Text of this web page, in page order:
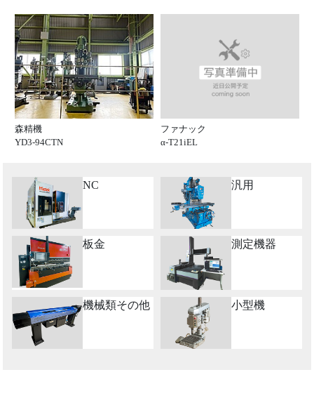
森精機
YD3-94CTN
ファナック
α-T21iEL
NC 汎用
板金 測定機器
機械類その他 小型機